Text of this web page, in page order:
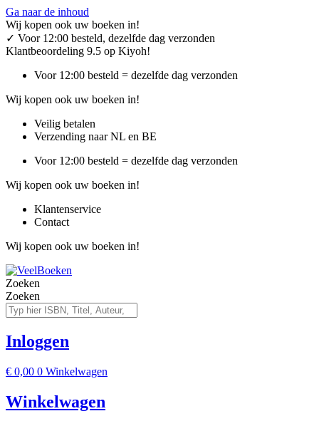
Ga naar de inhoud
Wij kopen ook uw boeken in!
✓ Voor 12:00 besteld, dezelfde dag verzonden
Klantbeoordeling 9.5 op Kiyoh!
Voor 12:00 besteld = dezelfde dag verzonden
Wij kopen ook uw boeken in!
Veilig betalen
Verzending naar NL en BE
Voor 12:00 besteld = dezelfde dag verzonden
Wij kopen ook uw boeken in!
Klantenservice
Contact
Wij kopen ook uw boeken in!
Zoeken
Zoeken
Inloggen
€ 0,00 0 Winkelwagen
Winkelwagen